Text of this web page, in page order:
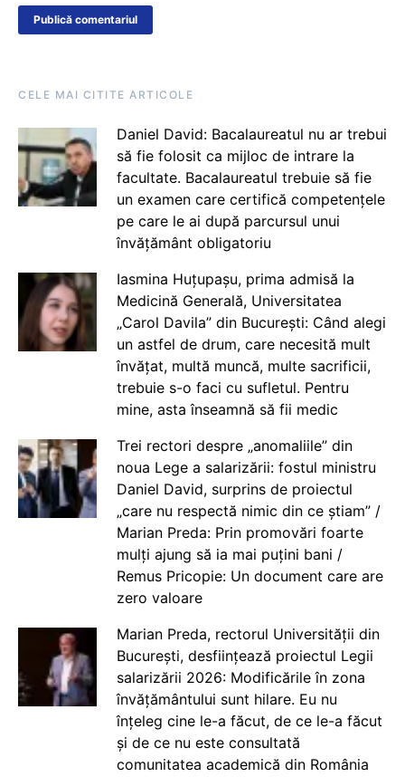
CELE MAI CITITE ARTICOLE
Daniel David: Bacalaureatul nu ar trebui
să fie folosit ca mijloc de intrare la
facultate. Bacalaureatul trebuie să fie
un examen care certifică competențele
pe care le ai după parcursul unui
învățământ obligatoriu
Iasmina Huțupașu, prima admisă la
Medicină Generală, Universitatea
„Carol Davila” din București: Când alegi
un astfel de drum, care necesită mult
învățat, multă muncă, multe sacrificii,
trebuie s-o faci cu sufletul. Pentru
mine, asta înseamnă să fii medic
Trei rectori despre „anomaliile” din
noua Lege a salarizării: fostul ministru
Daniel David, surprins de proiectul
„care nu respectă nimic din ce știam” /
Marian Preda: Prin promovări foarte
mulți ajung să ia mai puțini bani /
Remus Pricopie: Un document care are
zero valoare
Marian Preda, rectorul Universității din
București, desființează proiectul Legii
salarizării 2026: Modificările în zona
învățământului sunt hilare. Eu nu
înțeleg cine le-a făcut, de ce le-a făcut
și de ce nu este consultată
comunitatea academică din România